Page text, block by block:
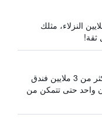
النزلاء، مثلك
ثقة!
يبحث HotelsCombined في أكثر من 3 ملايين فندق
واحد حتى تتمكن من